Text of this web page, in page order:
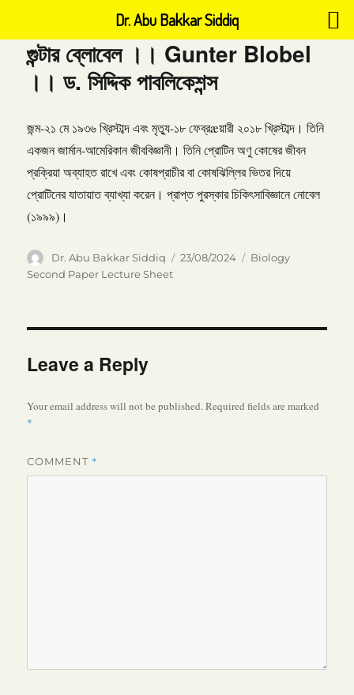
গুন্টার ব্লোবেল ।। Gunter Blobel
।। ড. সিদ্দিক পাবলিকেশন্স
জন্ম-২১ মে ১৯৩৬ খ্রিস্টাব্দ এবং মৃত্যু-১৮ ফেব্রæয়ারী ২০১৮ খ্রিস্টাব্দ। তিনি
একজন জার্মান-আমেরিকান জীববিজ্ঞানী। তিনি প্রোটিন অণু কোষের জীবন
প্রক্রিয়া অব্যাহত রাখে এবং কোষপ্রাচীর বা কোষঝিল্লির ভিতর দিয়ে
প্রোটিনের যাতায়াত ব্যাখ্যা করেন। প্রাপ্ত পুরস্কার চিকিৎসাবিজ্ঞানে নোবেল
(১৯৯৯)।
Author
Dr. Abu Bakkar Siddiq
Posted
23/08/2024 Categories
Biology
Second Paper Lecture Sheet
Leave a Reply
Your email address will not be published.Required fields are marked
*
COMMENT *
Dr. Abu Bakkar Siddiq